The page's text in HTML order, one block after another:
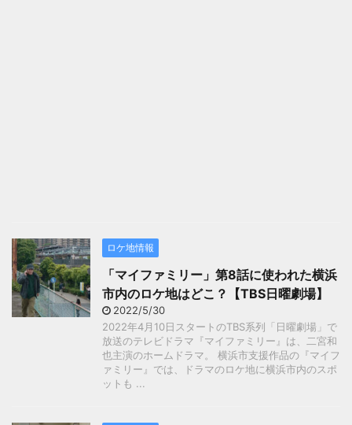
ロケ地情報
「マイファミリー」第8話に使われた横浜
市内のロケ地はどこ？【TBS日曜劇場】
2022/5/30
2022年4月10日スタートのTBS系列「日曜劇場」で
放送のテレビドラマ『マイファミリー』は、二宮和
也主演のホームドラマ。 横浜市支援作品の『マイフ
ァミリー』では、ドラマのロケ地に横浜市内のスポ
ットも ...